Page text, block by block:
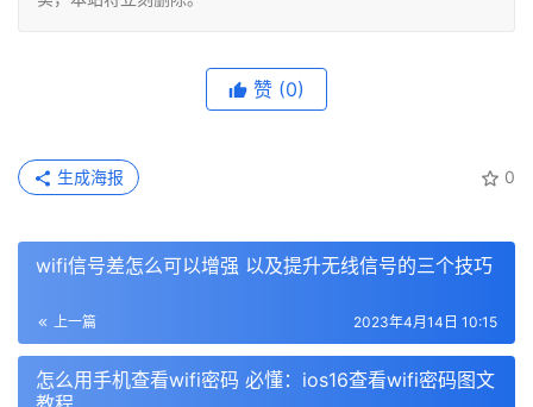
赞 (0)
0
生成海报
wifi信号差怎么可以增强 以及提升无线信号的三个技巧
上一篇 2023年4月14日 10:15
怎么用手机查看wifi密码 必懂：ios16查看wifi密码图文